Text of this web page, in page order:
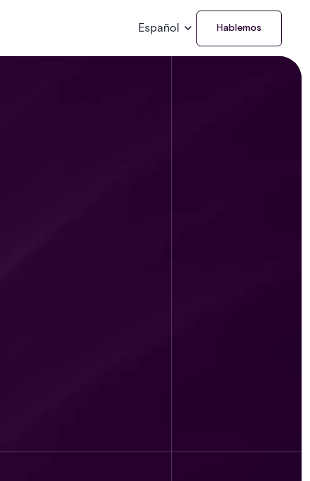
Español Hablemos